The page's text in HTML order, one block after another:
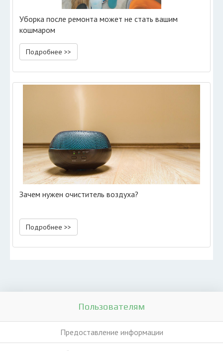
Уборка после ремонта может не стать вашим
кошмаром
Подробнее >>
Зачем нужен очиститель воздуха?
Подробнее >>
Пользователям
Предоставление информации